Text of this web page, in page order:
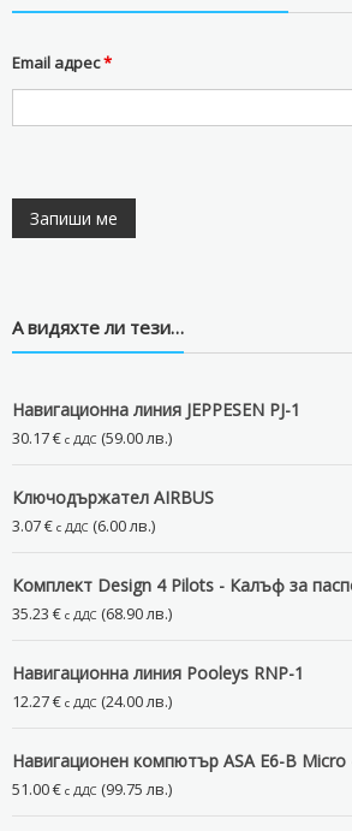
Email адрес*
А видяхте ли тези…
Навигационна линия JEPPESEN PJ-1
30.17€ с ДДС (59.00 лв.)
Ключодържател AIRBUS
3.07€ с ДДС (6.00 лв.)
Комплект Design 4 Pilots - Калъф за
35.23 € с ДДС (68.90 лв.)
Навигационна линия Pooleys RNP-1
12.27€ с ДДС (24.00 лв.)
Навигационен компютър ASA E6-B Micro
51.00€ с ДДС (99.75 лв.)